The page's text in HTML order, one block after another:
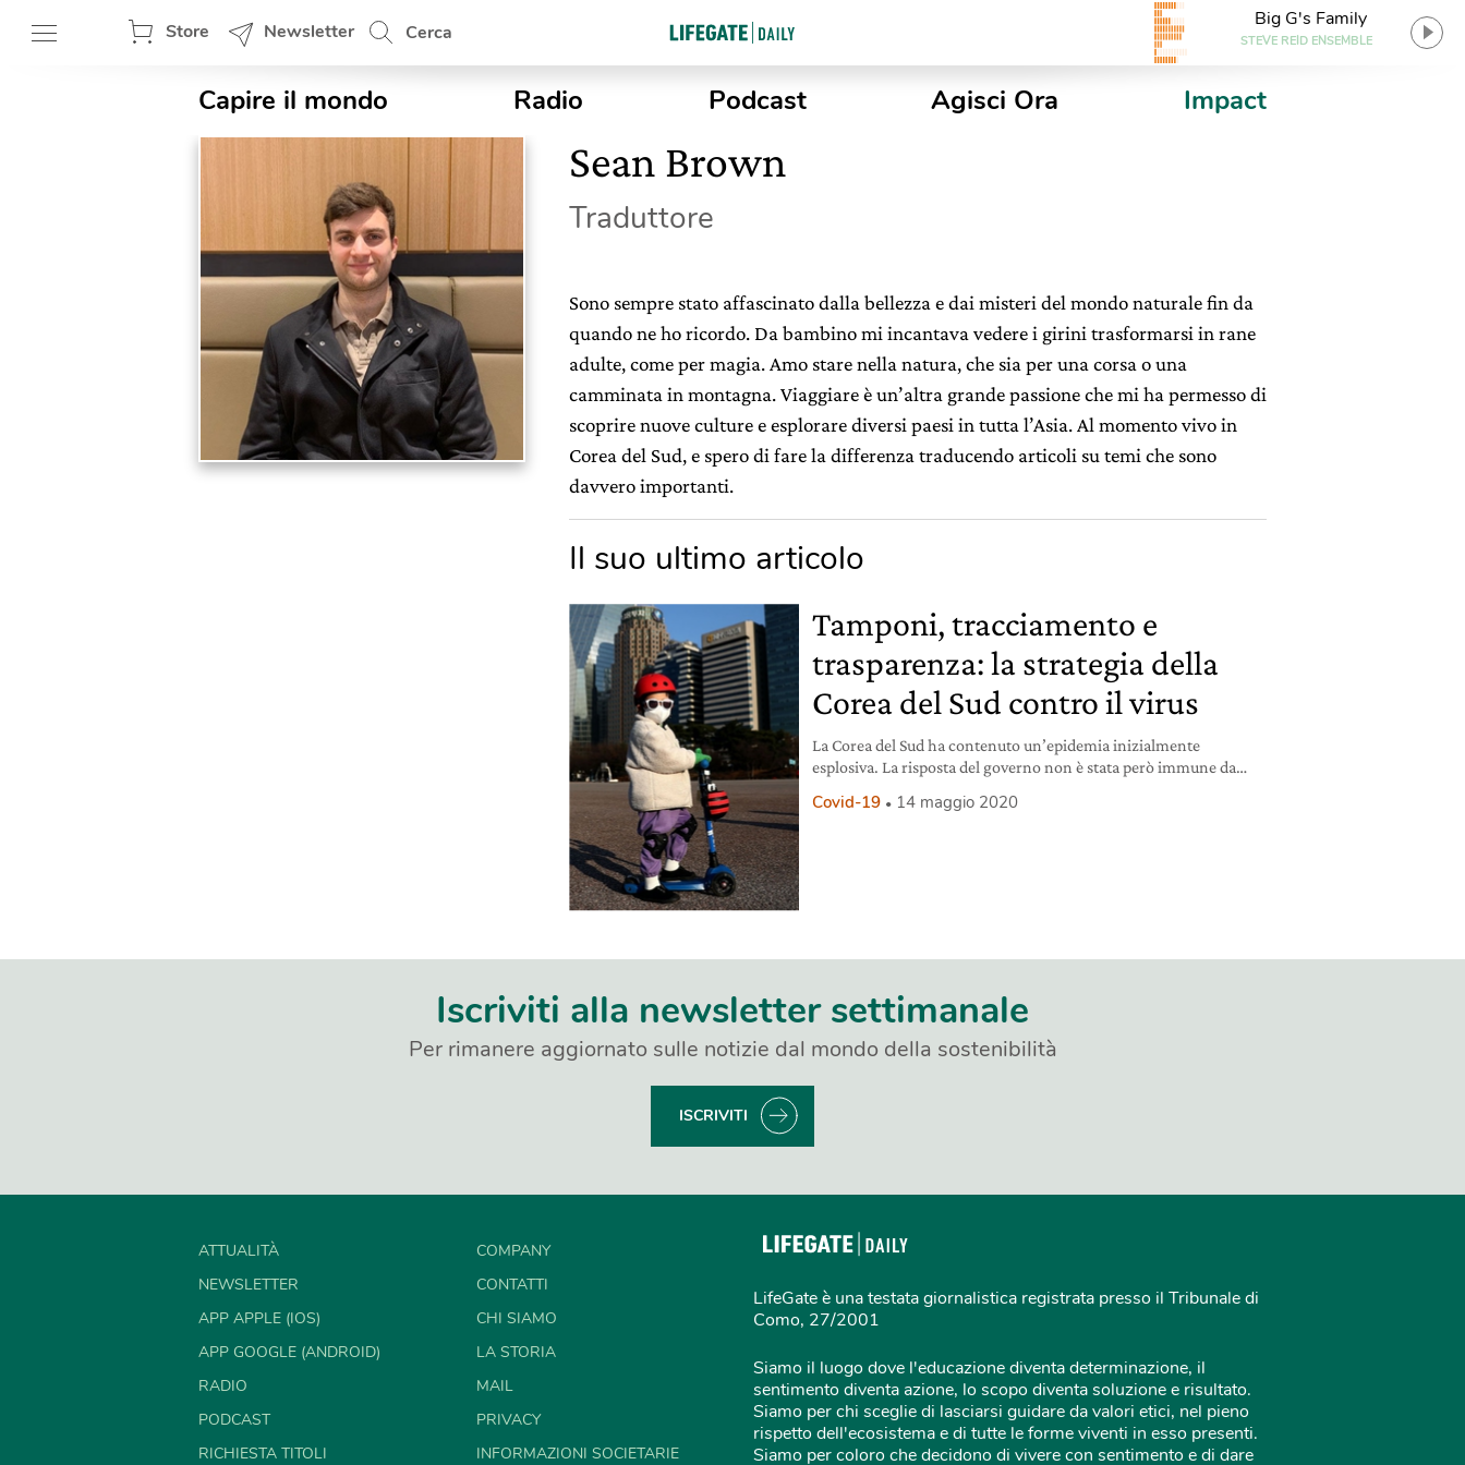
Store Newsletter Cerca
Big G's Family
STEVE REID ENSEMBLE
Capire il mondo Radio Podcast Agisci Ora Impact
Sean Brown
Traduttore
Sono sempre stato affascinato dalla bellezza e dai misteri del mondo naturale fin da
quando ne ho ricordo. Da bambino mi incantava vedere i girini trasformarsi in rane
adulte, come per magia. Amo stare nella natura, che sia per una corsa o una
camminata in montagna. Viaggiare è un’altra grande passione che mi ha permesso di
scoprire nuove culture e esplorare diversi paesi in tutta l’Asia. Al momento vivo in
Corea del Sud, e spero di fare la differenza traducendo articoli su temi che sono
davvero importanti.
Il suo ultimo articolo
Tamponi, tracciamento e
trasparenza: la strategia della
Corea del Sud contro il virus
La Corea del Sud ha contenuto un’epidemia inizialmente
esplosiva. La risposta del governo non è stata però immune da
Covid-19 14 maggio 2020
Iscriviti alla newsletter settimanale
Per rimanere aggiornato sulle notizie dal mondo della sostenibilità
ISCRIVITI
ATTUALITÀ
NEWSLETTER
APP APPLE (IOS)
APP GOOGLE (ANDROID)
RADIO
PODCAST
RICHIESTA TITOLI
COMPANY
CONTATTI
CHI SIAMO
LA STORIA
MAIL
PRIVACY
INFORMAZIONI SOCIETARIE
LifeGate è una testata giornalistica registrata presso il Tribunale di
Como, 27/2001
Siamo il luogo dove l'educazione diventa determinazione, il
sentimento diventa azione, lo scopo diventa soluzione e risultato.
Siamo per chi sceglie di lasciarsi guidare da valori etici, nel pieno
rispetto dell'ecosistema e di tutte le forme viventi in esso presenti.
Siamo per coloro che decidono di vivere con sentimento e di dare